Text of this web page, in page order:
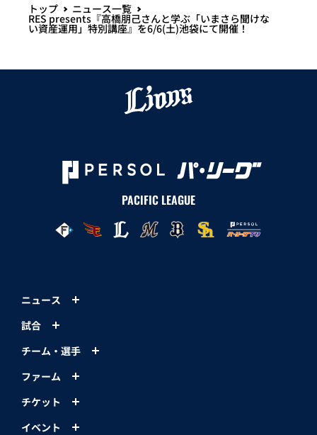
トップ ニュース一覧
RES presents『高橋朋己さんと学ぶ「いまさら聞けな
い資産運用」特別講座』を6/6(土)池袋にて開催！
PACIFIC LEAGUE
ニュース
試合
チーム・選手
ファーム
チケット
イベント